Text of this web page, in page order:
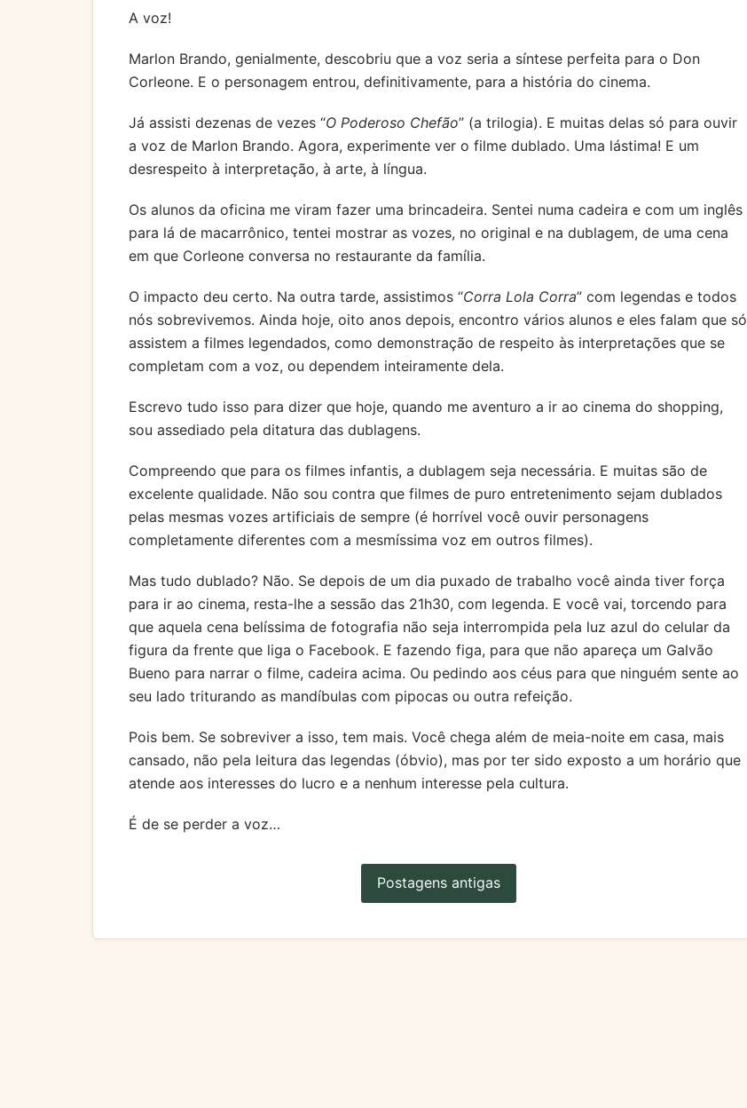
A voz!
Marlon Brando, genialmente, descobriu que a voz seria a síntese perfeita para o Don
Corleone. E o personagem entrou, definitivamente, para a história do cinema.
Já assisti dezenas de vezes “O Poderoso Chefão” (a trilogia). E muitas delas só para ouvir
a voz de Marlon Brando. Agora, experimente ver o filme dublado. Uma lástima! E um
desrespeito à interpretação, à arte, à língua.
Os alunos da oficina me viram fazer uma brincadeira. Sentei numa cadeira e com um inglês
para lá de macarrônico, tentei mostrar as vozes, no original e na dublagem, de uma cena
em que Corleone conversa no restaurante da família.
O impacto deu certo. Na outra tarde, assistimos “Corra Lola Corra” com legendas e todos
nós sobrevivemos. Ainda hoje, oito anos depois, encontro vários alunos e eles falam que só
assistem a filmes legendados, como demonstração de respeito às interpretações que se
completam com a voz, ou dependem inteiramente dela.
Escrevo tudo isso para dizer que hoje, quando me aventuro a ir ao cinema do shopping,
sou assediado pela ditatura das dublagens.
Compreendo que para os filmes infantis, a dublagem seja necessária. E muitas são de
excelente qualidade. Não sou contra que filmes de puro entretenimento sejam dublados
pelas mesmas vozes artificiais de sempre (é horrível você ouvir personagens
completamente diferentes com a mesmíssima voz em outros filmes).
Mas tudo dublado? Não. Se depois de um dia puxado de trabalho você ainda tiver força
para ir ao cinema, resta-lhe a sessão das 21h30, com legenda. E você vai, torcendo para
que aquela cena belíssima de fotografia não seja interrompida pela luz azul do celular da
figura da frente que liga o Facebook. E fazendo figa, para que não apareça um Galvão
Bueno para narrar o filme, cadeira acima. Ou pedindo aos céus para que ninguém sente ao
seu lado triturando as mandíbulas com pipocas ou outra refeição.
Pois bem. Se sobreviver a isso, tem mais. Você chega além de meia-noite em casa, mais
cansado, não pela leitura das legendas (óbvio), mas por ter sido exposto a um horário que
atende aos interesses do lucro e a nenhum interesse pela cultura.
É de se perder a voz…
Postagens antigas